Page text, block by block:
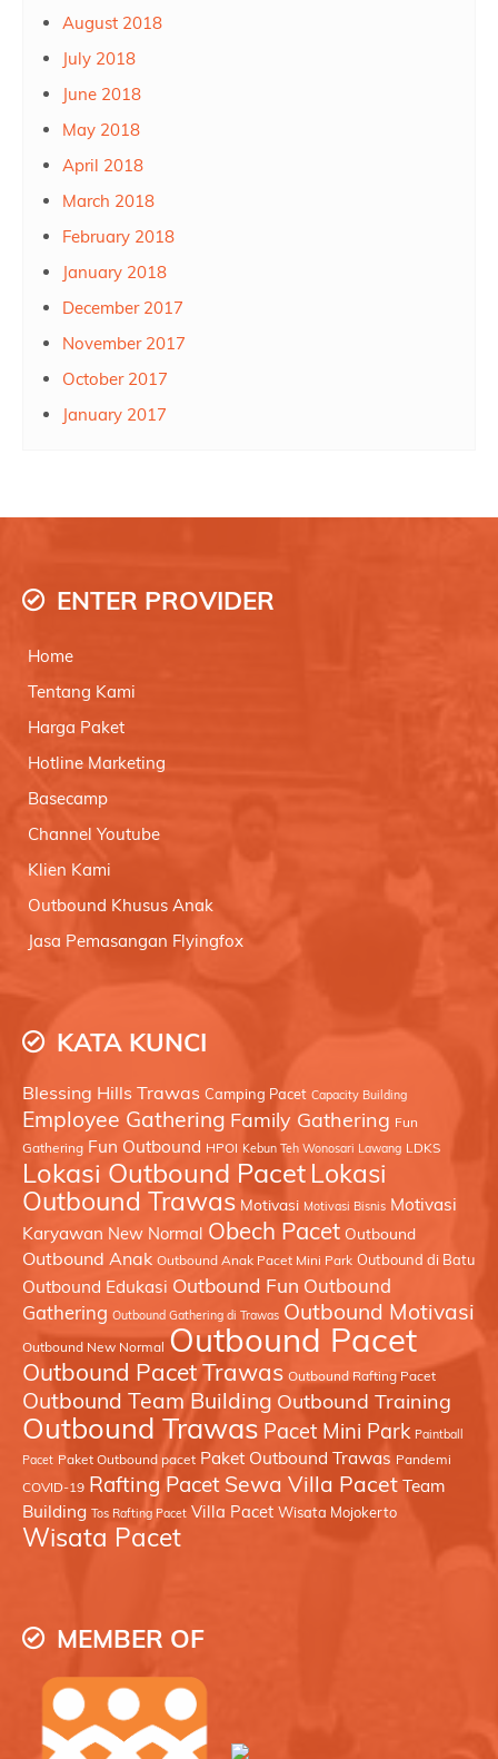
August 2018
July 2018
June 2018
May 2018
April 2018
March 2018
February 2018
January 2018
December 2017
November 2017
October 2017
January 2017
ENTER PROVIDER
Home
Tentang Kami
Harga Paket
Hotline Marketing
Basecamp
Channel Youtube
Klien Kami
Outbound Khusus Anak
Jasa Pemasangan Flyingfox
KATA KUNCI
Blessing Hills Trawas Camping Pacet Capacity Building
Employee Gathering Family Gathering Fun
Gathering Fun Outbound HPOI Kebun Teh Wonosari Lawang LDKS
Lokasi Outbound Pacet Lokasi
Outbound Trawas Motivasi Motivasi Bisnis Motivasi
Karyawan New Normal Obech Pacet Outbound
Outbound Anak Outbound Anak Pacet Mini Park Outbound di Batu
Outbound Edukasi Outbound Fun Outbound
Gathering Outbound Gathering di Trawas Outbound Motivasi
Outbound New Normal Outbound Pacet
Outbound Pacet Trawas Outbound Rafting Pacet
Outbound Team Building Outbound Training
Outbound Trawas Pacet Mini Park Paintball
Pacet Paket Outbound pacet Paket Outbound Trawas Pandemi
COVID-19 Rafting Pacet Sewa Villa Pacet Team
Building Tos Rafting Pacet Villa Pacet Wisata Mojokerto
Wisata Pacet
MEMBER OF